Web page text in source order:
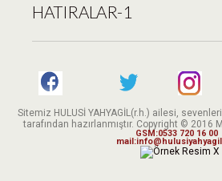
HATIRALAR-1
Sitemiz HULUSİ YAHYAGİL(r.h.) ailesi,
tarafından hazırlanmıştır. Copyright © 2016
GSM:0533 720 16 00
X